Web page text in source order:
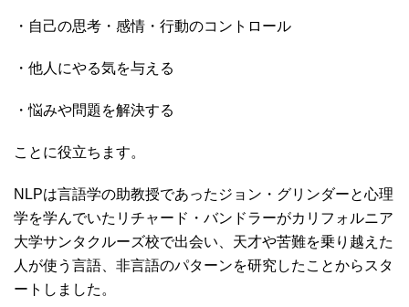
・自己の思考・感情・行動のコントロール
・他人にやる気を与える
・悩みや問題を解決する
ことに役立ちます。
NLPは言語学の助教授であったジョン・グリンダーと心理
学を学んでいたリチャード・バンドラーがカリフォルニア
大学サンタクルーズ校で出会い、天才や苦難を乗り越えた
人が使う言語、非言語のパターンを研究したことからスタ
ートしました。